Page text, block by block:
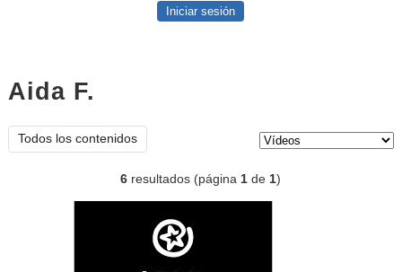
Iniciar sesión
Aida F.
Todos los contenidos
6 resultados (página1 de1)